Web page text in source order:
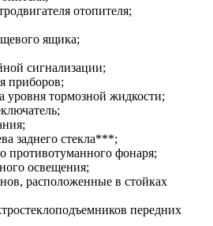
отопителя;
ящика;
сигнализации;
приборов;
уровня тормозной жидкости;
заднего стекла***;
противотуманного фонаря;
освещения;
расположенные в стойках
передних